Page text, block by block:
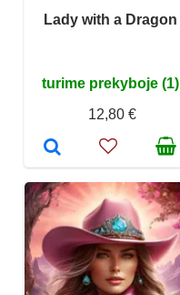
Lady with a Dragon
turime prekyboje (1)
12,80 €